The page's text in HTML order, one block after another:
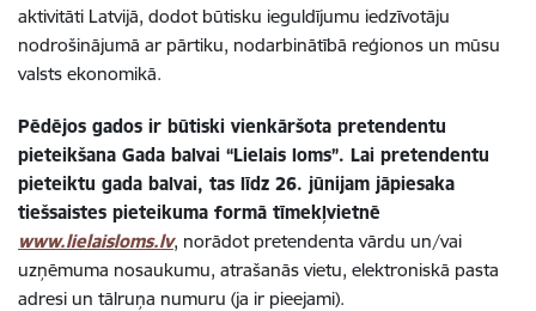
aktivitāti Latvijā, dodot būtisku ieguldījumu iedzīvotāju
nodrošinājumā ar pārtiku, nodarbinātībā reģionos un mūsu
valsts ekonomikā.
Pēdējos gados ir būtiski vienkāršota pretendentu
pieteikšana Gada balvai “Lielais loms”. Lai pretendentu
pieteiktu gada balvai, tas līdz 26. jūnijam jāpiesaka
tiešsaistes pieteikuma formā tīmekļvietnē
www.lielaisloms.lv, norādot pretendenta vārdu un/vai
uzņēmuma nosaukumu, atrašanās vietu, elektroniskā pasta
adresi un tālruņa numuru (ja ir pieejami).